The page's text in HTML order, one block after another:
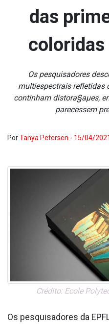
das
coloridas
Os pesquisadores
multiespectrais refletidas
continham distora§aµes,
parecessem
PorTanya Petersen - 15/04/2021
Crédito: Ecole
Os pesquisadores da